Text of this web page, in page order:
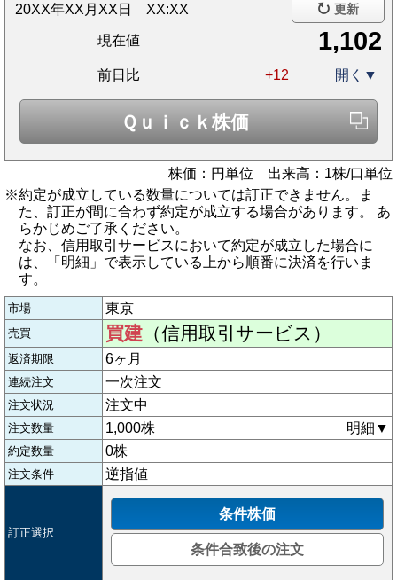
20XX年XX月XX日 XX:XX 更新
現在値 1,102
前日比 +12 開く▼
Ｑｕｉｃｋ株価
株価：円単位 出来高：1株/口単位
※約定が成立している数量については訂正できません。ま
た、訂正が間に合わず約定が成立する場合があります。 あ
らかじめご了承ください。
なお、信用取引サービスにおいて約定が成立した場合に
は、「明細」で表示している上から順番に決済を行いま
す。
市場 東京
売買 買建 （信用取引サービス）
返済期限 6ヶ月
連続注文 一次注文
注文状況 注文中
注文数量 1,000株 明細▼
約定数量 0株
注文条件 逆指値
訂正選択
条件株価
条件合致後の注文